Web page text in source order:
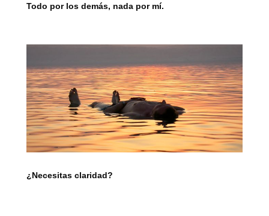
Todo por los demás, nada por mí.
¿Necesitas claridad?